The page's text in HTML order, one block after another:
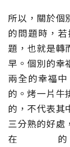
所以，關於個
的問題時，
題，也就是轉
早。個別的幸
兩全的幸福
的。烤一片牛
的，不代表其
三分熟的好處
在